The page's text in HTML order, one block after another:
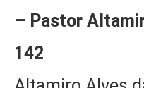
– Pastor
142